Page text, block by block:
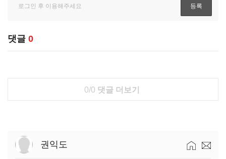
댓글 0
0/0 댓글 더보기
권익도